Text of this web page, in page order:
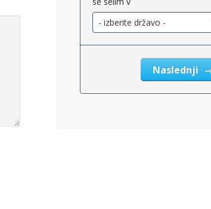
Naslednji